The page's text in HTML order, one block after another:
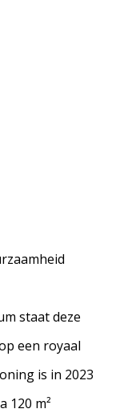
staat deze
een royaal
is in 2023
120 m²